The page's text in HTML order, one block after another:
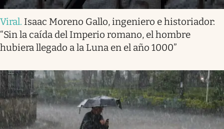
Viral. Isaac Moreno Gallo, ingeniero e historiador:
“Sin la caída del Imperio romano, el hombre
hubiera llegado a la Luna en el año 1000”